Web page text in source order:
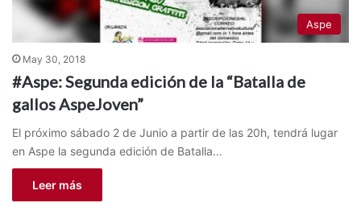
Aspe
May 30, 2018
#Aspe: Segunda edición de la “Batalla de
gallos AspeJoven”
El próximo sábado 2 de Junio a partir de las 20h, tendrá lugar
en Aspe la segunda edición de Batalla…
Leer más